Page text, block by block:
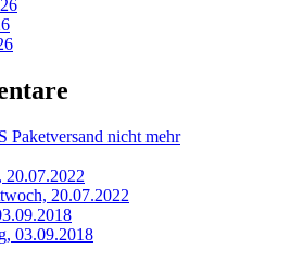
Paketversand nicht mehr
20.07.2022
03.09.2018